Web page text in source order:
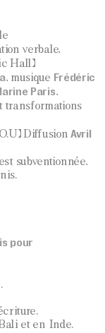
verbale,
Hall)
, musique Frédéric
Paris,
transformations
DiffusionAvril
subventionnée,
pour
et en Inde.